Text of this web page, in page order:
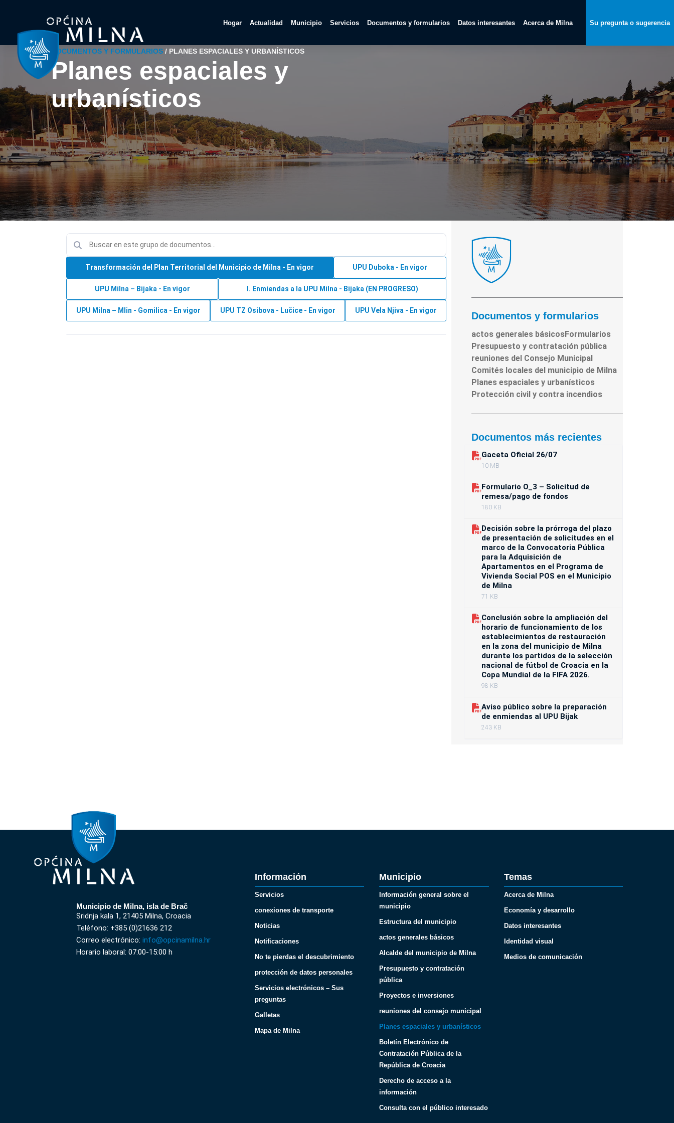
Hogar Actualidad Municipio Servicios Documentos y formularios Datos interesantes Acerca de Milna Su pregunta o sugerencia
DOCUMENTOS Y FORMULARIOS / PLANES ESPACIALES Y URBANÍSTICOS
Planes espaciales y
urbanísticos
Transformación del Plan Territorial del Municipio de Milna - En vigor UPU Duboka - En vigor
UPU Milna – Bijaka - En vigor I. Enmiendas a la UPU Milna - Bijaka (EN PROGRESO)
UPU Milna – Mlin - Gomilica - En vigor UPU TZ Osibova - Lučice - En vigor UPU Vela Njiva - En vigor Documentos y formularios
actos generales básicosFormularios
Presupuesto y contratación pública
reuniones del Consejo Municipal
Comités locales del municipio de Milna
Planes espaciales y urbanísticos
Protección civil y contra incendios
Documentos más recientes
Gaceta Oficial 26/07
10 MB
Formulario O_3 – Solicitud de
remesa/pago de fondos
180 KB
Decisión sobre la prórroga del plazo
de presentación de solicitudes en el
marco de la Convocatoria Pública
para la Adquisición de
Apartamentos en el Programa de
Vivienda Social POS en el Municipio
de Milna
71 KB
Conclusión sobre la ampliación del
horario de funcionamiento de los
establecimientos de restauración
en la zona del municipio de Milna
durante los partidos de la selección
nacional de fútbol de Croacia en la
Copa Mundial de la FIFA 2026.
98 KB
Aviso público sobre la preparación
de enmiendas al UPU Bijak
243 KB
Municipio de Milna, isla de Brač
Sridnja kala 1, 21405 Milna, Croacia
Teléfono: +385 (0)21636 212
Correo electrónico: info@opcinamilna.hr
Horario laboral: 07:00-15:00 h
Información
Servicios
conexiones de transporte
Noticias
Notificaciones
No te pierdas el descubrimiento
protección de datos personales
Servicios electrónicos – Sus
preguntas
Galletas
Mapa de Milna
Municipio
Información general sobre el
municipio
Estructura del municipio
actos generales básicos
Alcalde del municipio de Milna
Presupuesto y contratación
pública
Proyectos e inversiones
reuniones del consejo municipal
Planes espaciales y urbanísticos
Boletín Electrónico de
Contratación Pública de la
República de Croacia
Derecho de acceso a la
información
Consulta con el público interesado
Temas
Acerca de Milna
Economía y desarrollo
Datos interesantes
Identidad visual
Medios de comunicación